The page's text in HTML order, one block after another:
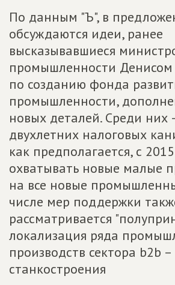
По данным "Ъ", в
обсуждаются идеи, ранее
высказывавшиеся
промышленности
по созданию фонда
промышленности,
новых деталей. Среди них
двухлетних налоговых
как предполагается, с
охватывать новые малые
на все новые
числе мер поддержки
рассматривается
локализация ряда
производств сектора b2b
станкостроения